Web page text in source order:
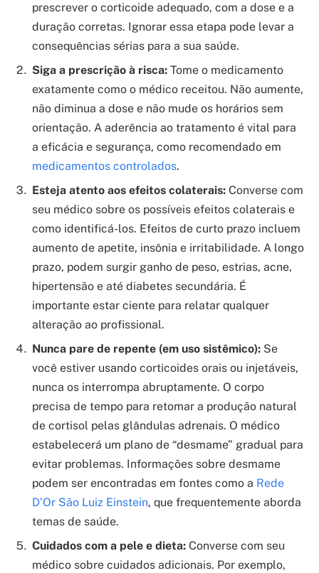
prescrever o corticoide adequado, com a dose e a
duração corretas. Ignorar essa etapa pode levar a
consequências sérias para a sua saúde.
Siga a prescrição à risca: Tome o medicamento
exatamente como o médico receitou. Não aumente,
não diminua a dose e não mude os horários sem
orientação. A aderência ao tratamento é vital para
a eficácia e segurança, como recomendado em
medicamentos controlados.
Esteja atento aos efeitos colaterais: Converse com
seu médico sobre os possíveis efeitos colaterais e
como identificá-los. Efeitos de curto prazo incluem
aumento de apetite, insônia e irritabilidade. A longo
prazo, podem surgir ganho de peso, estrias, acne,
hipertensão e até diabetes secundária. É
importante estar ciente para relatar qualquer
alteração ao profissional.
Nunca pare de repente (em uso sistêmico): Se
você estiver usando corticoides orais ou injetáveis,
nunca os interrompa abruptamente. O corpo
precisa de tempo para retomar a produção natural
de cortisol pelas glândulas adrenais. O médico
estabelecerá um plano de “desmame” gradual para
evitar problemas. Informações sobre desmame
podem ser encontradas em fontes como a Rede
D’Or São Luiz Einstein, que frequentemente aborda
temas de saúde.
Cuidados com a pele e dieta: Converse com seu
médico sobre cuidados adicionais. Por exemplo,